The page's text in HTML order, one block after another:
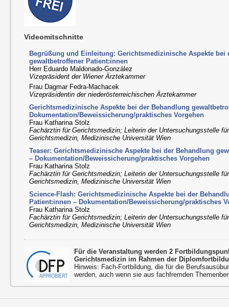
Videomitschnitte
Begrüßung und Einleitung: Gerichtsmedizinische Aspekte bei
gewaltbetroffener Patient:innen
Herr Eduardo Maldonado-González
Vizepräsident der Wiener Ärztekammer
Frau Dagmar Fedra-Machacek
Vizepräsidentin der niederösterreichischen Ärztekammer
Gerichtsmedizinische Aspekte bei der Behandlung
Dokumentation/Beweissicherung/praktisches Vorgehen
Frau Katharina Stolz
Fachärztin für Gerichtsmedizin; Leiterin der Untersuchungsstelle
Gerichtsmedizin, Medizinische Universität Wien
Teaser: Gerichtsmedizinische Aspekte bei der Behandlung
– Dokumentation/Beweissicherung/praktisches Vorgehen
Frau Katharina Stolz
Fachärztin für Gerichtsmedizin; Leiterin der Untersuchungsstelle
Gerichtsmedizin, Medizinische Universität Wien
Science-Flash: Gerichtsmedizinische Aspekte bei der
Patient:innen – Dokumentation/Beweissicherung/praktisches
Frau Katharina Stolz
Fachärztin für Gerichtsmedizin; Leiterin der Untersuchungsstelle
Gerichtsmedizin, Medizinische Universität Wien
Für die Veranstaltung werden 2
Gerichtsmedizin im Rahmen der
Hinweis: Fach-Fortbildung, die für die
werden, auch wenn sie aus fachfremden